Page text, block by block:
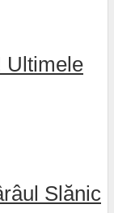
Ultimele
Slănic